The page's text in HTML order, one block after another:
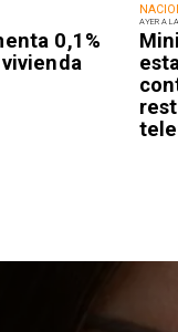
0,1%
AYER A